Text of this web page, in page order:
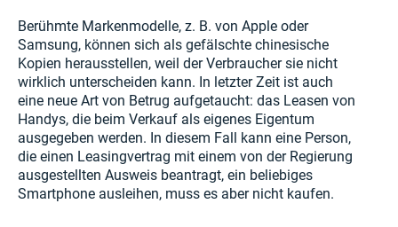
Berühmte Markenmodelle, z. B. von Apple oder
Samsung, können sich als gefälschte chinesische
Kopien herausstellen, weil der Verbraucher sie nicht
wirklich unterscheiden kann. In letzter Zeit ist auch
eine neue Art von Betrug aufgetaucht: das Leasen von
Handys, die beim Verkauf als eigenes Eigentum
ausgegeben werden. In diesem Fall kann eine Person,
die einen Leasingvertrag mit einem von der Regierung
ausgestellten Ausweis beantragt, ein beliebiges
Smartphone ausleihen, muss es aber nicht kaufen.